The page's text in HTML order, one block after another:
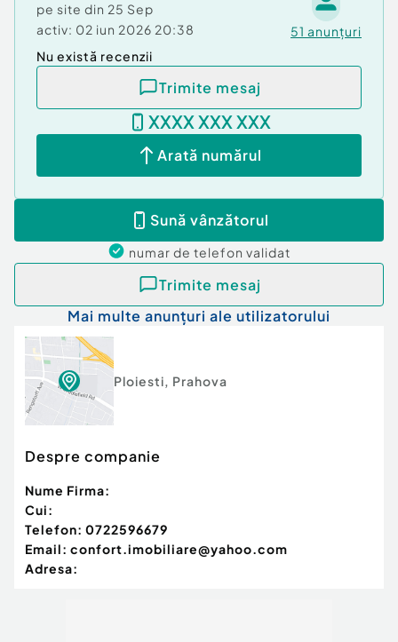
pe site din 25 Sep
activ: 02 iun 2026 20:38 51 anunțuri
Nu există recenzii
Trimite mesaj
XXXX XXX XXX
Arată numărul
Sună vânzătorul
numar de telefon validat
Trimite mesaj
Mai multe anunțuri ale utilizatorului
Ploiesti, Prahova
Despre companie
Nume Firma:
Cui:
Telefon: 0722596679
Email: confort.imobiliare@yahoo.com
Adresa: